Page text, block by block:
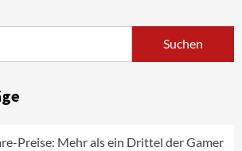
Preise: Mehr als ein Drittel der Gamer
dem Internet